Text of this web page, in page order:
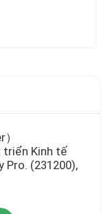
triển Kinh tế
Pro. (231200),